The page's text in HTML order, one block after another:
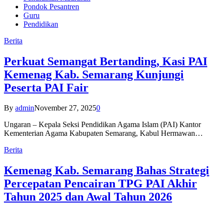
Pondok Pesantren
Guru
Pendidikan
Berita
Perkuat Semangat Bertanding, Kasi PAI
Kemenag Kab. Semarang Kunjungi
Peserta PAI Fair
By adminNovember 27, 20250
Ungaran – Kepala Seksi Pendidikan Agama Islam (PAI) Kantor
Kementerian Agama Kabupaten Semarang, Kabul Hermawan…
Berita
Kemenag Kab. Semarang Bahas Strategi
Percepatan Pencairan TPG PAI Akhir
Tahun 2025 dan Awal Tahun 2026